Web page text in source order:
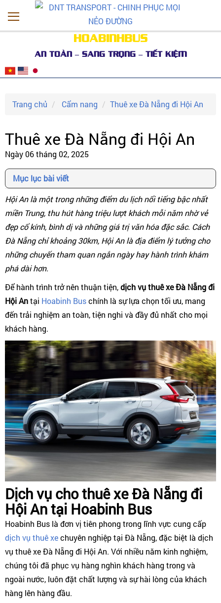
HOABINHBUS
AN TOÀN – SANG TRỌNG – TIẾT KIỆM
Trang chủ Cẩm nang Thuê xe Đà Nẵng đi Hội An
Thuê xe Đà Nẵng đi Hội An
Ngày 06 tháng 02, 2025
Mục lục bài viết
Hội An là một trong những điểm du lịch nổi tiếng bậc nhất
miền Trung, thu hút hàng triệu lượt khách mỗi năm nhờ vẻ
đẹp cổ kính, bình dị và những giá trị văn hóa đặc sắc. Cách
Đà Nẵng chỉ khoảng 30km, Hội An là địa điểm lý tưởng cho
những chuyến tham quan ngắn ngày hay hành trình khám
phá dài hơn.
Để hành trình trở nên thuận tiện,dịch vụ thuê xe Đà Nẵng đi
Hội Antại Hoabinh Buschính là sự lựa chọn tối ưu, mang
đến trải nghiệm an toàn, tiện nghi và đầy đủ nhất cho mọi
khách hàng.
Dịch vụ cho thuê xe Đà Nẵng đi
Hội An tại Hoabinh Bus
Hoabinh Bus là đơn vị tiên phong trong lĩnh vực cung cấp
dịch vụ thuê xechuyên nghiệp tại Đà Nẵng, đặc biệt là dịch
vụ thuê xe Đà Nẵng đi Hội An. Với nhiều năm kinh nghiệm,
chúng tôi đã phục vụ hàng nghìn khách hàng trong và
ngoài nước, luôn đặt chất lượng và sự hài lòng của khách
hàng lên hàng đầu.